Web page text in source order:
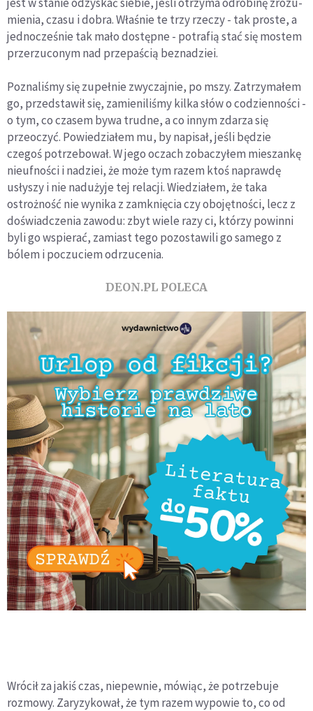
mienia, czasu i dobra. Właśnie te trzy rzeczy - tak proste, a
jednocześnie tak mało dostępne - potrafią stać się mostem
przerzuconym nad przepaścią beznadziei.
Poznaliśmy się zupełnie zwyczajnie, po mszy. Zatrzyma­łem
go, przedstawił się, zamieniliśmy kilka słów o codzien­ności -
o tym, co czasem bywa trudne, a co innym zdarza się
przeoczyć. Powiedziałem mu, by napisał, jeśli będzie
czegoś potrzebował. W jego oczach zobaczyłem mieszankę
nieuf­ności i nadziei, że może tym razem ktoś naprawdę
usłyszy i nie nadużyje tej relacji. Wiedziałem, że taka
ostrożność nie wynika z zamknięcia czy obojętności, lecz z
doświadczenia zawodu: zbyt wiele razy ci, którzy powinni
byli go wspierać, zamiast tego pozostawili go samego z
bólem i poczuciem odrzucenia.
DEON.PL POLECA
Wrócił za jakiś czas, niepewnie, mówiąc, że potrzebu­je
rozmowy. Zaryzykował, że tym razem wypowie to, co od